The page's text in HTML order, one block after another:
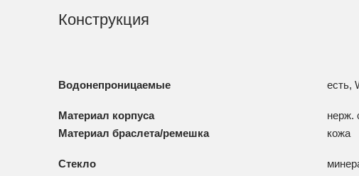
Конструкция
Водонепроницаемые есть,
Материал корпуса
нерж.
Материал браслета/ремешка
кожа
Стекло